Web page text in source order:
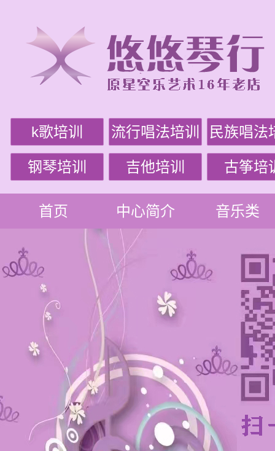
k歌培训 流行唱法培训 民族唱法
钢琴培训 吉他培训 古筝培
首页 中心简介 音乐类